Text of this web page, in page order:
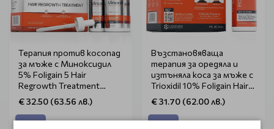
Терапия против косопад
за мъже с Миноксидил
5% Foligain 5 Hair
Regrowth Treatment
3x60ml
€ 32.50 (63.56 лв.)
Възстановяваща
терапия за оредяла и
изтъняла коса за мъже с
Trioxidil 10% Foligain Hair
Regrowth Treatment For
Men 59ml
€ 31.70 (62.00 лв.)